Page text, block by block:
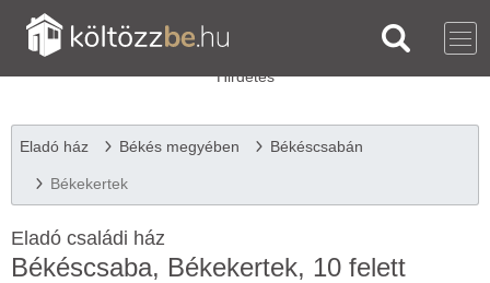
Eladó ház Békés megyében Békéscsabán
Békekertek
Eladó családi ház
Békéscsaba, Békekertek, 10 felett